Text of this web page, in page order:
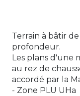
Terrain à bâtir
profondeur.
Les plans d'une
au rez de
accordé par la
- Zone PLU UHa